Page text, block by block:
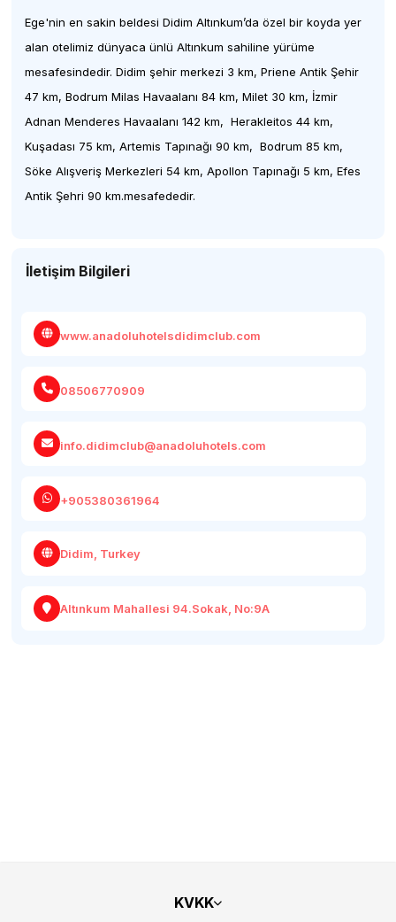
Ege'nin en sakin beldesi Didim Altınkum’da özel bir koyda yer
alan otelimiz dünyaca ünlü Altınkum sahiline yürüme
mesafesindedir. Didim şehir merkezi 3 km, Priene Antik Şehir
47 km, Bodrum Milas Havaalanı 84 km, Milet 30 km, İzmir
Adnan Menderes Havaalanı 142 km, Herakleitos 44 km,
Kuşadası 75 km, Artemis Tapınağı 90 km, Bodrum 85 km,
Söke Alışveriş Merkezleri 54 km, Apollon Tapınağı 5 km, Efes
Antik Şehri 90 km.mesafededir.
İletişim Bilgileri
www.anadoluhotelsdidimclub.com
08506770909
info.didimclub@anadoluhotels.com
+905380361964
Didim, Turkey
Altınkum Mahallesi 94.Sokak, No:9A
KVKK